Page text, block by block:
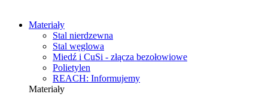
Materiały
Stal nierdzewna
Stal węglowa
Miedź i CuSi - złącza bezołowiowe
Polietylen
REACH: Informujemy
Materiały